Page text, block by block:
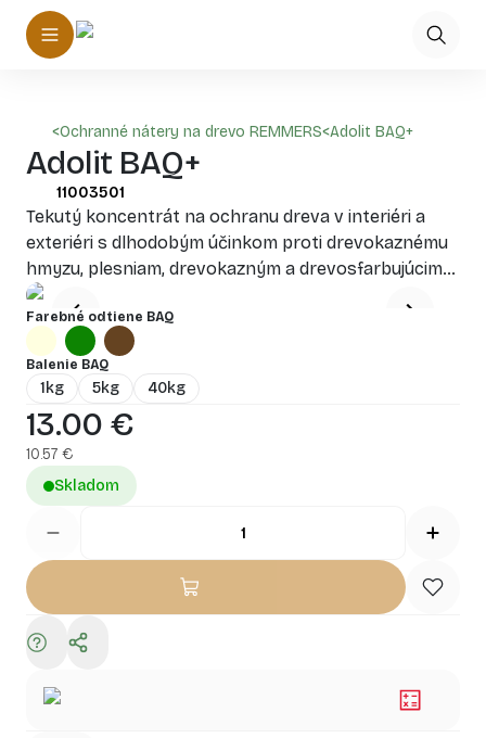
<Ochranné nátery na drevo REMMERS<Adolit BAQ+
Adolit BAQ+
11003501
Tekutý koncentrát na ochranu dreva v interiéri a
exteriéri s dlhodobým účinkom proti drevokaznému
hmyzu, plesniam, drevokazným a drevosfarbujúcim
hubám
Farebné odtiene BAQ
Balenie BAQ
1kg 5kg 40kg
13.00 €
10.57 €
Skladom